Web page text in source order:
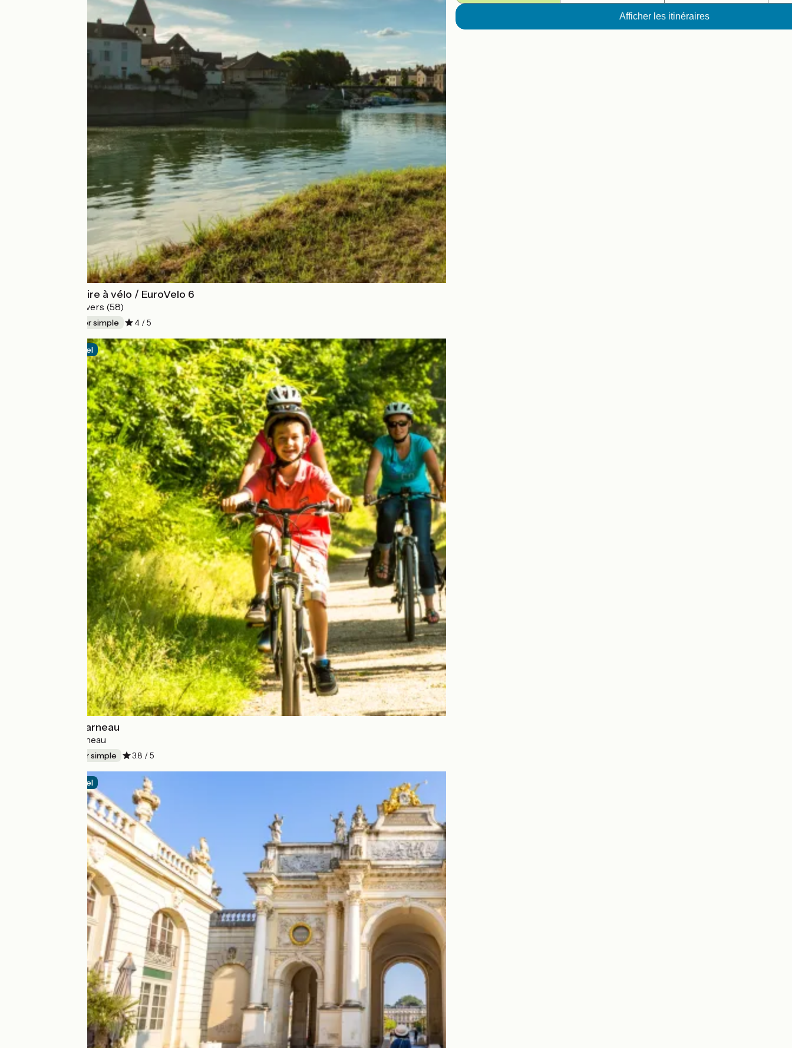
Entre Rhin et Loire à vélo / EuroVelo 6
Bâle (Suisse) > Nevers (58)
Aller simple 4 / 5
Itinéraire officiel
Roscoff à Concarneau
Roscoff > Concarneau
Aller simple 3.8 / 5
Itinéraire officiel